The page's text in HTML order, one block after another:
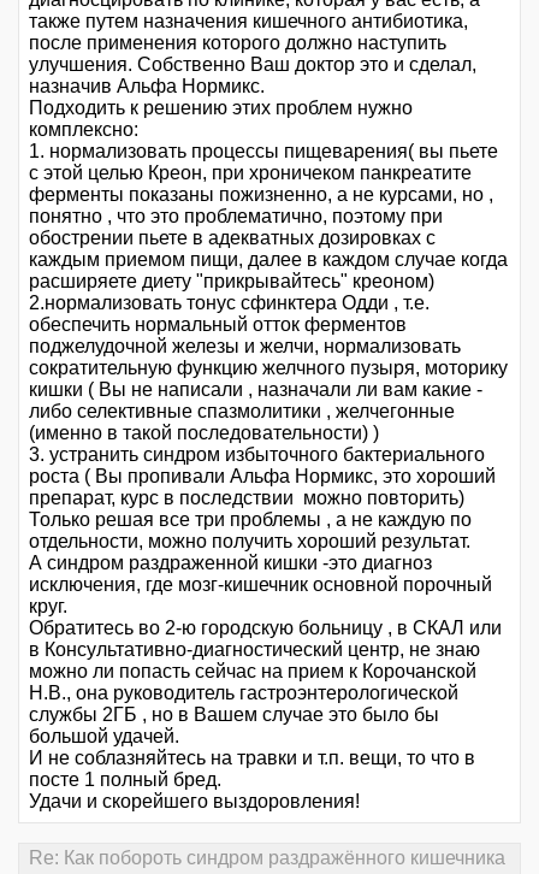
также путем назначения кишечного антибиотика,
после применения которого должно наступить
улучшения. Собственно Ваш доктор это и сделал,
назначив Альфа Нормикс.
Подходить к решению этих проблем нужно
комплексно:
1. нормализовать процессы пищеварения( вы пьете
с этой целью Креон, при хроничеком панкреатите
ферменты показаны пожизненно, а не курсами, но ,
понятно , что это проблематично, поэтому при
обострении пьете в адекватных дозировках с
каждым приемом пищи, далее в каждом случае когда
расширяете диету "прикрывайтесь" креоном)
2.нормализовать тонус сфинктера Одди , т.е.
обеспечить нормальный отток ферментов
поджелудочной железы и желчи, нормализовать
сократительную функцию желчного пузыря, моторику
кишки ( Вы не написали , назначали ли вам какие -
либо селективные спазмолитики , желчегонные
(именно в такой последовательности) )
3. устранить синдром избыточного бактериального
роста ( Вы пропивали Альфа Нормикс, это хороший
препарат, курс в последствии можно повторить)
Только решая все три проблемы , а не каждую по
отдельности, можно получить хороший результат.
А синдром раздраженной кишки -это диагноз
исключения, где мозг-кишечник основной порочный
круг.
Обратитесь во 2-ю городскую больницу , в СКАЛ или
в Консультативно-диагностический центр, не знаю
можно ли попасть сейчас на прием к Корочанской
Н.В., она руководитель гастроэнтерологической
службы 2ГБ , но в Вашем случае это было бы
большой удачей.
И не соблазняйтесь на травки и т.п. вещи, то что в
посте 1 полный бред.
Удачи и скорейшего выздоровления!
Re: Как побороть синдром раздражённого кишечника